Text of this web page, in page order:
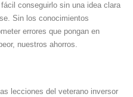
conseguirlo sin una idea clara
Sin los conocimientos
errores que pongan en
nuestros ahorros.
lecciones del veterano inversor